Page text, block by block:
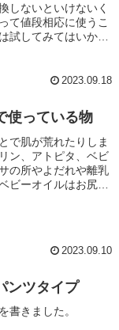
しないといけないく
て値段相応に使うこ
試してみてはいかが
2023.09.18
使っている物
で肌が荒れたりしま
ン、アトピタ、ベビ
の所やよだれや離乳
ビーオイルはお尻を
2023.09.10
ンツタイプ
書きました。